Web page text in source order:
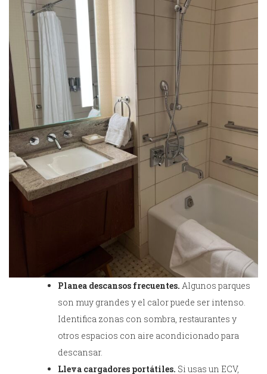
Planea descansos frecuentes. Algunos parques
son muy grandes y el calor puede ser intenso.
Identifica zonas con sombra, restaurantes y
otros espacios con aire acondicionado para
descansar.
Lleva cargadores portátiles. Si usas un ECV,